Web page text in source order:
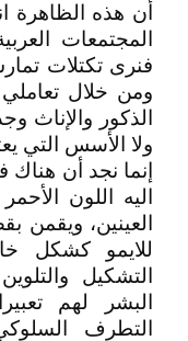
أن هذه الظاهرة
فنرى تكتلات
ومن خلال
الذكور والإناث
ولا الأسس التي
إنما نجد أن هناك
اليه اللون
العينين،
للايمو كشكل
التشكيل
البشر لهم
التطرف